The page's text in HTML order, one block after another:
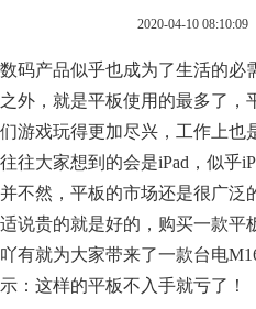
2020-04-10 08:10:09
数码产品似乎也成为了生活的必
之外，就是平板使用的最多了，
们游戏玩得更加尽兴，工作上也
往往大家想到的会是iPad，似乎
并不然，平板的市场还是很广泛
适说贵的就是好的，购买一款平
吖有就为大家带来了一款台电
示：这样的平板不入手就亏了！